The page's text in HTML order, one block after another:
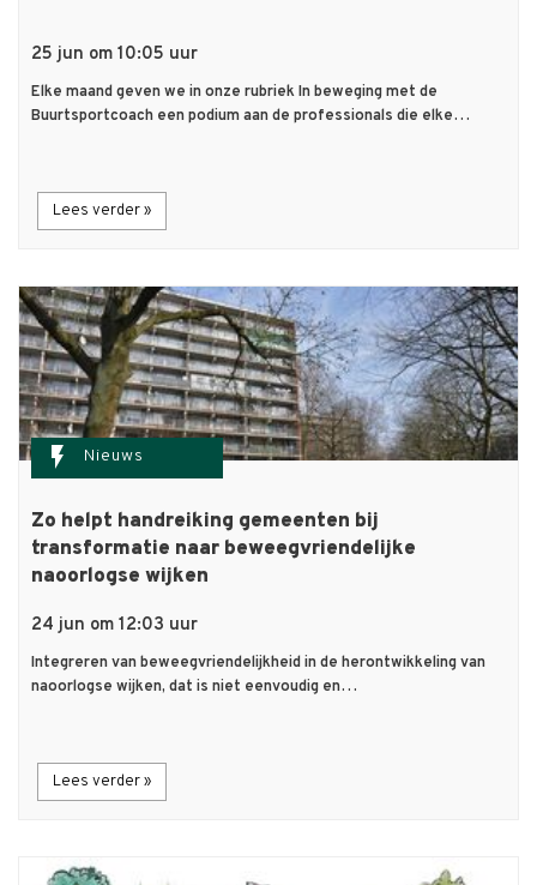
25 jun om 10:05 uur
Elke maand geven we in onze rubriek In beweging met de
Buurtsportcoach een podium aan de professionals die elke…
Lees verder »
flash_on Nieuws
Zo helpt handreiking gemeenten bij
transformatie naar beweegvriendelijke
naoorlogse wijken
24 jun om 12:03 uur
Integreren van beweegvriendelijkheid in de herontwikkeling van
naoorlogse wijken, dat is niet eenvoudig en…
Lees verder »